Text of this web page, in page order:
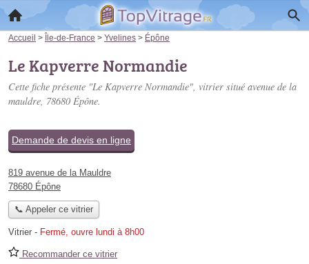
Accueil > Île-de-France > Yvelines > Épône
Le Kapverre Normandie
Cette fiche présente "Le Kapverre Normandie", vitrier situé avenue de la
mauldre, 78680 Épône.
Demande de devis en ligne
819 avenue de la Mauldre
78680 Épône
📞 Appeler ce vitrier
Vitrier - Fermé, ouvre lundi à 8h00
Recommander ce vitrier